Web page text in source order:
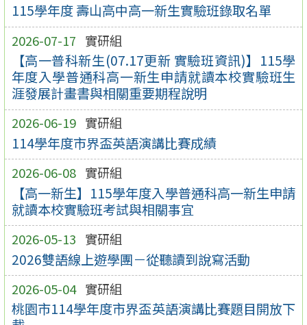
115學年度 壽山高中高一新生實驗班錄取名單
2026-07-17 實研組
【高一普科新生(07.17更新 實驗班資訊)】115學
年度入學普通科高一新生申請就讀本校實驗班生
涯發展計畫書與相關重要期程說明
2026-06-19 實研組
114學年度市界盃英語演講比賽成績
2026-06-08 實研組
【高一新生】115學年度入學普通科高一新生申請
就讀本校實驗班考試與相關事宜
2026-05-13 實研組
2026雙語線上遊學團－從聽讀到說寫活動
2026-05-04 實研組
桃園市114學年度市界盃英語演講比賽題目開放下